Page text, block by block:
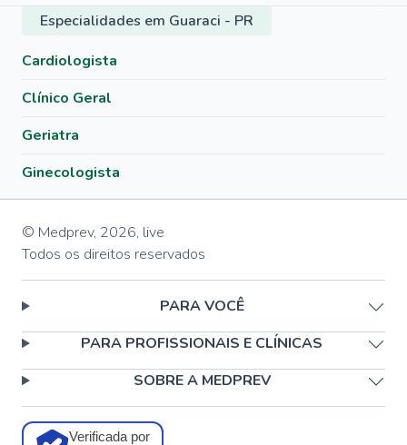
Especialidades em Guaraci - PR
Cardiologista
Clínico Geral
Geriatra
Ginecologista
© Medprev, 2026, live
Todos os direitos reservados
PARA VOCÊ
PARA PROFISSIONAIS E CLÍNICAS
SOBRE A MEDPREV
Verificada por